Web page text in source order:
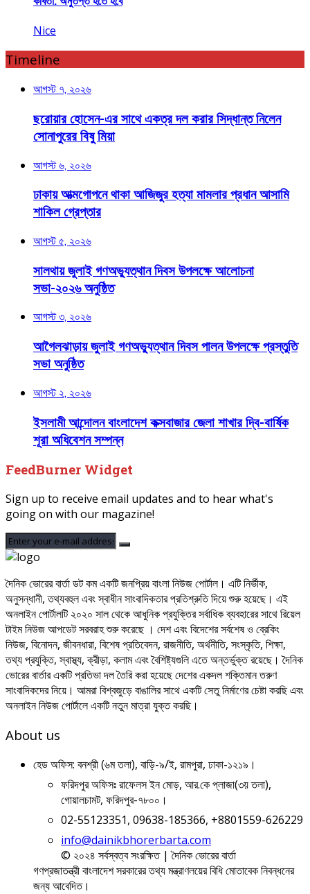
Nice
Timeline
আগস্ট ৭, ২০২৬
ছরোয়ার হোসেন-এর সাথে একত্র দল করার সিদ্ধান্ত নিলেন
সোনাপুরের বিষু মিয়া
আগস্ট ৬, ২০২৬
ঢাকায় আত্মগোপনে থাকা আজিজুর হত্যা মামলার প্রধান আসামি
শাকিল গ্রেপ্তার
আগস্ট ৫, ২০২৬
সালথায় জুলাই গণঅভ্যুত্থান দিবস উপলক্ষে আলোচনা
সভা-২০২৬ অনুষ্ঠিত
আগস্ট ৩, ২০২৬
আগৈলঝাড়ায় জুলাই গণঅভ্যুত্থান দিবস পালন উপলক্ষে প্রস্তুতি
সভা অনুষ্ঠিত
আগস্ট ২, ২০২৬
ইসলামী আন্দোলন বাংলাদেশ কক্সবাজার জেলা শাখার দ্বি-বার্ষিক
শূরা অধিবেশন সম্পন্ন
FeedBurner Widget
Sign up to receive email updates and to hear what's
going on with our magazine!
দৈনিক ভোরের বার্তা ডট কম একটি জনপ্রিয় বাংলা নিউজ পোর্টাল। এটি নির্ভীক,
অনুসন্ধানী, তথ্যবহুল এবং স্বাধীন সাংবাদিকতার প্রতিশ্রুতি দিয়ে শুরু হয়েছে। এই
অনলাইন পোর্টালটি ২০২০ সাল থেকে আধুনিক প্রযুক্তির সর্বাধিক ব্যবহারের সাথে রিয়েল
টাইম নিউজ আপডেট সরবরাহ শুরু করেছে । দেশ এবং বিদেশের সর্বশেষ ও ব্রেকিং
নিউজ, বিনোদন, জীবনধারা, বিশেষ প্রতিবেদন, রাজনীতি, অর্থনীতি, সংস্কৃতি, শিক্ষা,
তথ্য প্রযুক্তি, স্বাস্থ্য, ক্রীড়া, কলাম এবং বৈশিষ্ট্যগুলি এতে অন্তর্ভুক্ত রয়েছে। দৈনিক
ভোরের বার্তার একটি প্রতিভা দল তৈরি করা হয়েছে দেশের একদল শক্তিমান তরুণ
সাংবাদিকদের নিয়ে। আমরা বিশ্বজুড়ে বাঙালির সাথে একটি সেতু নির্মাণের চেষ্টা করছি এবং
অনলাইন নিউজ পোর্টালে একটি নতুন মাত্রা যুক্ত করছি।
About us
হেড অফিস: বনশ্রী (৬ম তলা), বাড়ি-৯/ই, রামপুরা, ঢাকা-১২১৯।
ফরিদপুর অফিসঃ রাফেলস ইন মোড়, আর.কে প্লাজা(৩য় তলা),
গোয়ালচামট, ফরিদপুর-৭৮০০।
02-55123351, 09638-185366, +8801559-626229
info@dainikbhorerbarta.com
© ২০২৪ সর্বস্বত্ব সংরক্ষিত | দৈনিক ভোরের বার্তা
গণপ্রজাতন্ত্রী বাংলাদেশ সরকারের তথ্য মন্ত্রাণলয়ের বিধি মোতাবেক নিবন্ধনের
জন্য আবেদিত।